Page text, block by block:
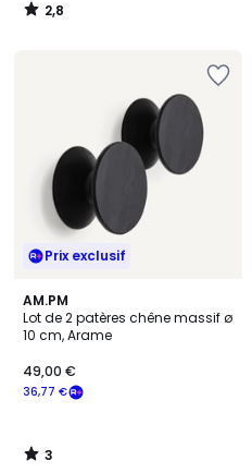
2,8
/
Prix exclusif
AM.PM
Lot de 2 patères chêne massif ø
10 cm, Arame
36,77 €
49,00 €
3
/
5
3
/